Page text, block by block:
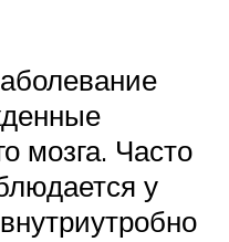
мозга. Часто
у